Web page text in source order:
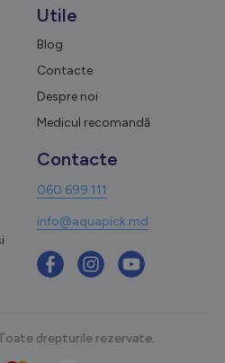
Utile
Blog
Contacte
Despre noi
Medicul recomandă
Contacte
060 699 111
info@aquapick.md
drepturile rezervate.